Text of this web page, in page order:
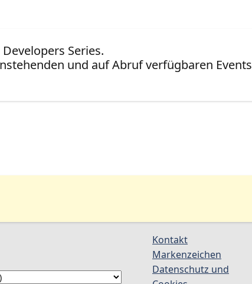
Series.
und auf Abruf verfügbaren Events
Kontakt
Markenzeichen
Datenschutz und